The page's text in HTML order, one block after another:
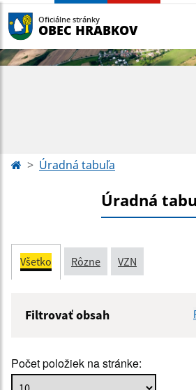
Oficiálne stránky
OBEC HRABKOV
Úradná tabuľa
Úradná
Všetko Rôzne VZN
Filtrovať obsah
Popis:
Počet položiek na stránke: